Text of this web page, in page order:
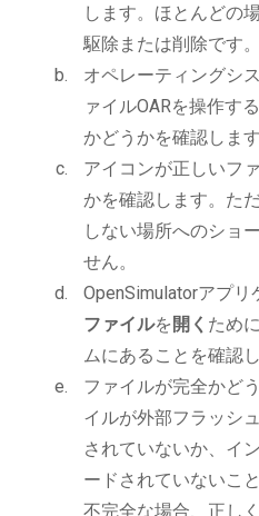
します。ほとんどの
駆除または削除です。
オペレーティングシ
ァイルOARを操作す
かどうかを確認します
アイコンが正しいフ
かを確認します。た
しない場所へのショ
せん。
OpenSimulatorアプ
ファイルを 開く ため
ムにあることを確認し
ファイルが完全かど
イルが外部フラッシ
されていないか、イ
ードされていないこ
不完全な場合、正し